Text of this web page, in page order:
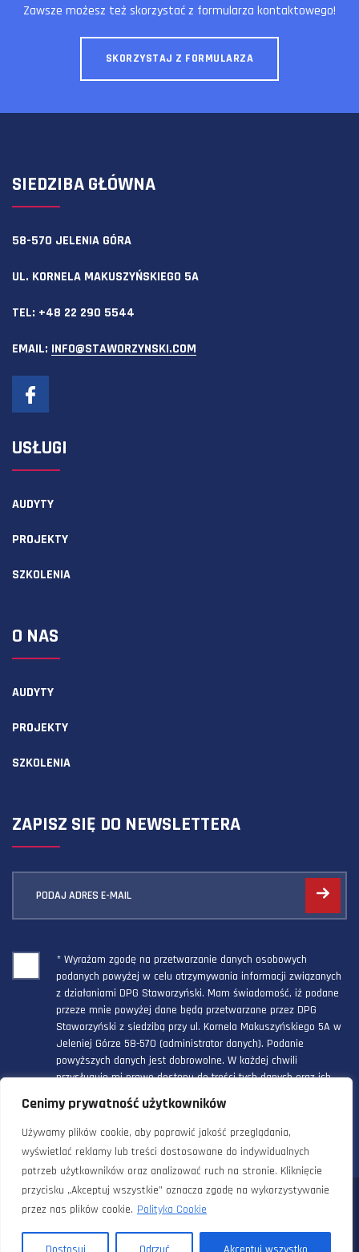
Cenimy prywatność użytkowników
Używamy plików cookie, aby poprawić jakość przeglądania,
wyświetlać reklamy lub treści dostosowane do indywidualnych
potrzeb użytkowników oraz analizować ruch na stronie. Kliknięcie
przycisku „Akceptuj wszystkie” oznacza zgodę na wykorzystywanie
przez nas plików cookie. Polityka Cookie
Zawsze możesz też skorzystać z formularza kontaktowego!
SKORZYSTAJ Z FORMULARZA
SIEDZIBA GŁÓWNA
58-570 JELENIA GÓRA
UL. KORNELA MAKUSZYŃSKIEGO 5A
TEL: +48 22 290 5544
EMAIL: INFO@STAWORZYNSKI.COM
USŁUGI
AUDYTY
PROJEKTY
SZKOLENIA
O NAS
AUDYTY
PROJEKTY
SZKOLENIA
ZAPISZ SIĘ DO NEWSLETTERA
PODAJ ADRES E-MAIL
* Wyrażam zgodę na przetwarzanie danych osobowych
podanych powyżej w celu otrzymywania informacji związanych
z działaniami DPG Staworzyński. Mam świadomość, iż podane
przeze mnie powyżej dane będą przetwarzane przez DPG
Staworzyński z siedzibą przy ul. Kornela Makuszyńskiego 5A w
Jeleniej Górze 58-570 (administrator danych). Podanie
powyższych danych jest dobrowolne. W każdej chwili
przysługuje mi prawo dostępu do treści tych danych oraz ich
poprawienia, a powyższa zgoda może być odwołana w każdym
czasie.
© 2024 Doradztwo Przemysłowo Gospodarcze Staworzyński. Wszelkie